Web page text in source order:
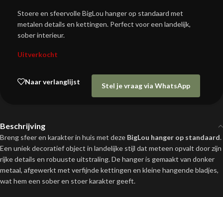
Stoere en sfeervolle BigLou hanger op standaard met
metalen details en kettingen. Perfect voor een landelijk,
sober interieur.
Uitverkocht
Naar verlanglijst
Stel je vraag via WhatsApp
Beschrijving
Breng sfeer en karakter in huis met deze BigLou hanger op standaard.
Een uniek decoratief object in landelijke stijl dat meteen opvalt door zijn
rijke details en robuuste uitstraling. De hanger is gemaakt van donker
metaal, afgewerkt met verfijnde kettingen en kleine hangende bladjes,
wat hem een sober en stoer karakter geeft.